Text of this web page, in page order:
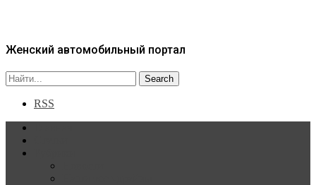
Женский автомобильный портал
RSS